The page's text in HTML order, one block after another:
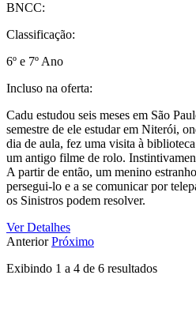
BNCC:
Classificação:
6º e 7º Ano
Incluso na oferta:
Cadu estudou seis meses em São
semestre de ele estudar em Niterói,
dia de aula, fez uma visita à
um antigo filme de rolo.
A partir de então, um menino
persegui-lo e a se comunicar por
os Sinistros podem resolver.
Ver Detalhes
AnteriorPróximo
Exibindo 1 a 4 de 6 resultados